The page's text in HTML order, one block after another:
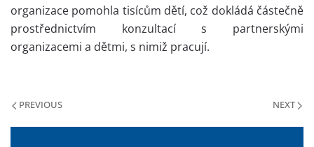
organizace pomohla tisícům dětí, což dokládá částečně
prostřednictvím konzultací s partnerskými
organizacemi a dětmi, s nimiž pracují.
PREVIOUS NEXT